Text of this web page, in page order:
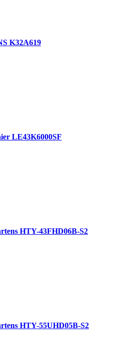
K32A619
LE43K6000SF
HTY-43FHD06B-S2
HTY-55UHD05B-S2